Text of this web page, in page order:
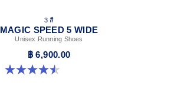
3 สี
MAGIC SPEED 5 WIDE
Unisex Running Shoes
฿ 6,900.00
4.5 จาก 5 ดาว 42 รีวิว